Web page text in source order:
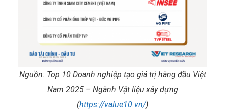
Nguồn: Top 10 Doanh nghiệp tạo giá trị hàng đầu Việt
Nam 2025 – Ngành Vật liệu xây dựng
(https://value10.vn/)